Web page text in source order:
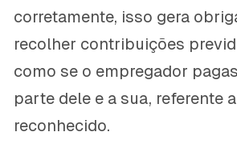
corretamente, isso gera
recolher contribuições
como se o empregador
parte dele e a sua, referente
reconhecido.